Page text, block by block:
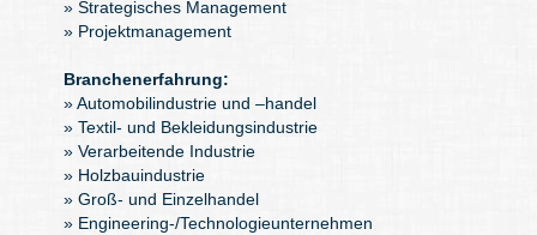
» Strategisches Management
» Projektmanagement
Branchenerfahrung:
» Automobilindustrie und –handel
» Textil- und Bekleidungsindustrie
» Verarbeitende Industrie
» Holzbauindustrie
» Groß- und Einzelhandel
» Engineering-/Technologieunternehmen